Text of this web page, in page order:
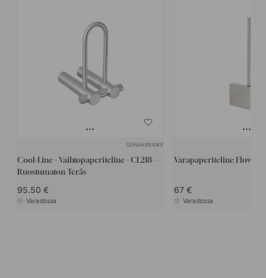
SEINÄKIINNIKE
Cool-Line - Vaihtopaperiteline - CL218 -
Ruostumaton Teräs
95.50
Varastossa
Varapaperiteline Flow -
67
Varastossa